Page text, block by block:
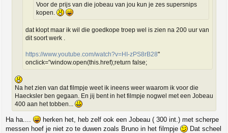
Voor de prijs van die jobeau van jou kun je zes supersnips
kopen.
dat klopt maar ik wil die goedkope troep wel is zien na 200 uur van
dit soort werk .
https://www.youtube.com/watch?v=HI-zPS8rB28"
onclick="window.open(this.href);return false;
Na het zien van dat filmpje weet ik ineens weer waarom ik voor die
Haecksler ben gegaan. En jij bent in het filmpje nogwel met een Jobeau
400 aan het tobben...
Ha ha....
herken het, heb zelf ook een Jobeau ( 300 int.) met scherpe
messen hoef je niet zo te duwen zoals Bruno in het filmpje
Dat scheel